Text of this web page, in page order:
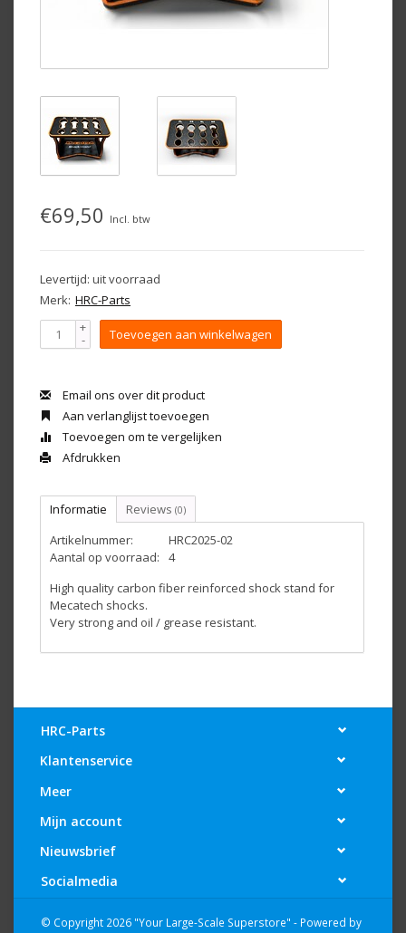
€69,50 Incl. btw
Levertijd: uit voorraad
Merk: HRC-Parts
+
- Toevoegen aan winkelwagen
Email ons over dit product
Aan verlanglijst toevoegen
Toevoegen om te vergelijken
Afdrukken
Informatie Reviews (0)
Artikelnummer:
HRC2025-02
Aantal op voorraad:
4
High quality carbon fiber reinforced shock stand for
Mecatech shocks.
Very strong and oil / grease resistant.
HRC-Parts
Klantenservice
Meer
Mijn account
Nieuwsbrief
Socialmedia
© Copyright 2026 "Your Large-Scale Superstore" - Powered by